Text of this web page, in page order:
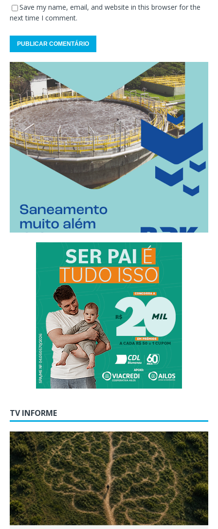
Save my name, email, and website in this browser for the
next time I comment.
TV INFORME